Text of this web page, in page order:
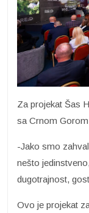
Za projekat Šas
sa Crnom
-Jako smo
nešto
dugotrajnost,
Ovo je projekat